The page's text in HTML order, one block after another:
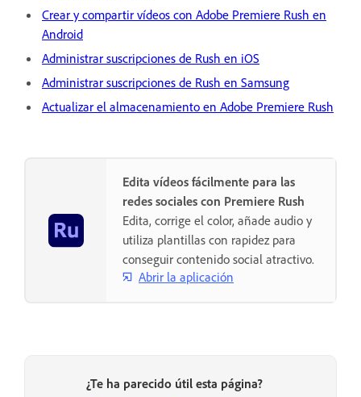
Crear y compartir vídeos con Adobe Premiere Rush en
Android
Administrar suscripciones de Rush en iOS
Administrar suscripciones de Rush en Samsung
Actualizar el almacenamiento en Adobe Premiere Rush
Edita vídeos fácilmente para las
redes sociales con Premiere Rush
Edita, corrige el color, añade audio y
utiliza plantillas con rapidez para
conseguir contenido social atractivo.
Abrir la aplicación
¿Te ha parecido útil esta página?